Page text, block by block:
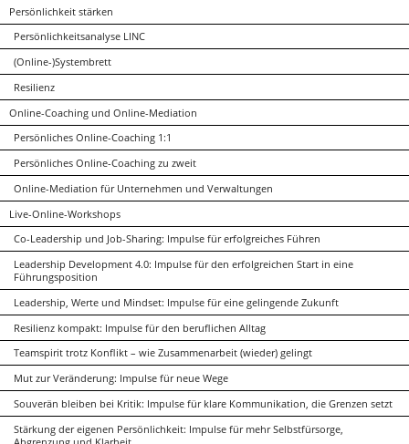
Persönlichkeit stärken
Persönlichkeitsanalyse LINC
(Online-)Systembrett
Resilienz
Online-Coaching und Online-Mediation
Persönliches Online-Coaching 1:1
Persönliches Online-Coaching zu zweit
Online-Mediation für Unternehmen und Verwaltungen
Live-Online-Workshops
Co-Leadership und Job-Sharing: Impulse für erfolgreiches Führen
Leadership Development 4.0: Impulse für den erfolgreichen Start in eine
Führungsposition
Leadership, Werte und Mindset: Impulse für eine gelingende Zukunft
Resilienz kompakt: Impulse für den beruflichen Alltag
Teamspirit trotz Konflikt – wie Zusammenarbeit (wieder) gelingt
Mut zur Veränderung: Impulse für neue Wege
Souverän bleiben bei Kritik: Impulse für klare Kommunikation, die Grenzen setzt
Stärkung der eigenen Persönlichkeit: Impulse für mehr Selbstfürsorge,